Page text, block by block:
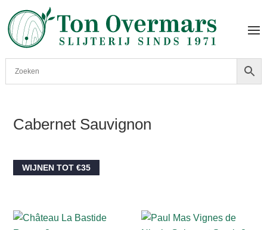
Cabernet Sauvignon
WIJNEN TOT €35